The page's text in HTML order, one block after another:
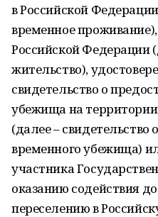
в Российской
временное
Российской Федерации
жительство),
свидетельство о
убежища на
(далее – свидетельство
временного убежища)
участника
оказанию содействия
переселению в